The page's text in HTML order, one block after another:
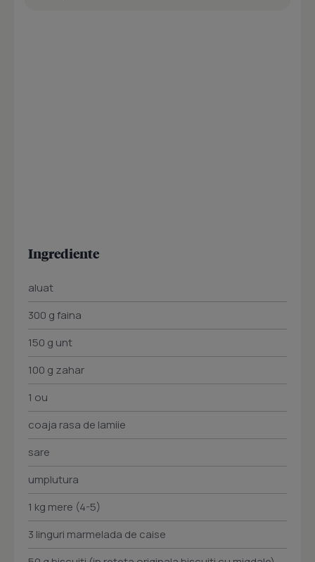
Ingrediente
aluat
300 g faina
150 g unt
100 g zahar
1 ou
coaja rasa de lamiie
sare
umplutura
1 kg mere (4-5)
3 linguri marmelada de caise